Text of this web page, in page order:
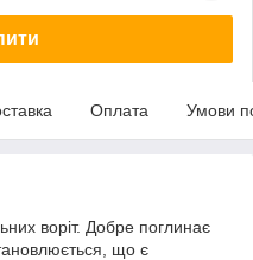
Оплата Умови
воріт. Добре поглинає
що є